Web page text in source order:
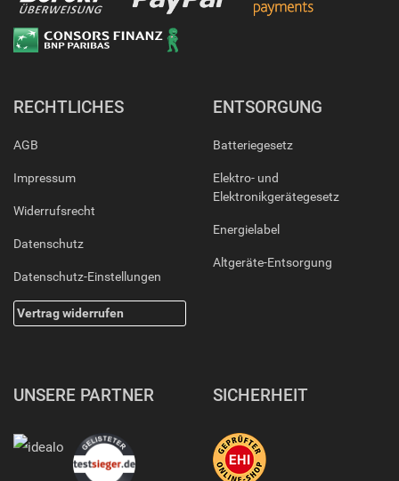
RECHTLICHES
AGB
Impressum
Widerrufsrecht
Datenschutz
Datenschutz-Einstellungen
Vertrag widerrufen
ENTSORGUNG
Batteriegesetz
Elektro- und
Elektronikgerätegesetz
Energielabel
Altgeräte-Entsorgung
UNSERE PARTNER SICHERHEIT